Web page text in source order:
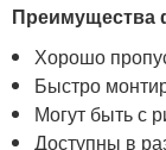
Преимущества
Хорошо
Быстро
Могут быть с
Доступны в